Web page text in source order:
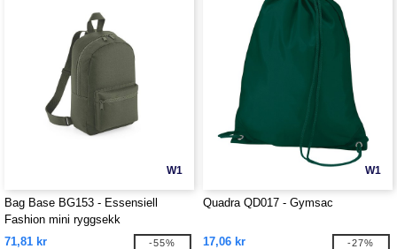
W1
Bag Base BG153 - Essensiell
Fashion mini ryggsekk
71,81 kr
-55%
W1
Quadra QD017 - Gymsac
17,06 kr -27%